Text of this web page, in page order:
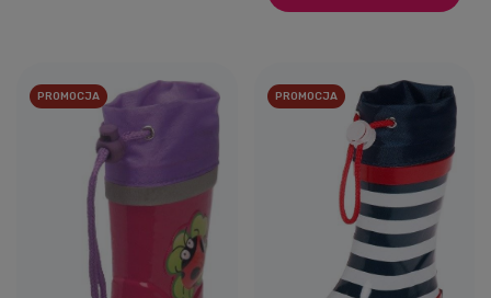
PROMOCJA PROMOCJA